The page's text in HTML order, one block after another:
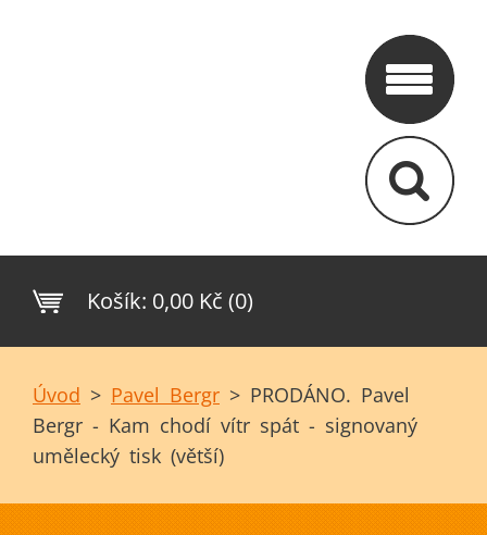
Košík: 0,00 Kč (0)
Úvod > Pavel Bergr > PRODÁNO. Pavel
Bergr - Kam chodí vítr spát - signovaný
umělecký tisk (větší)